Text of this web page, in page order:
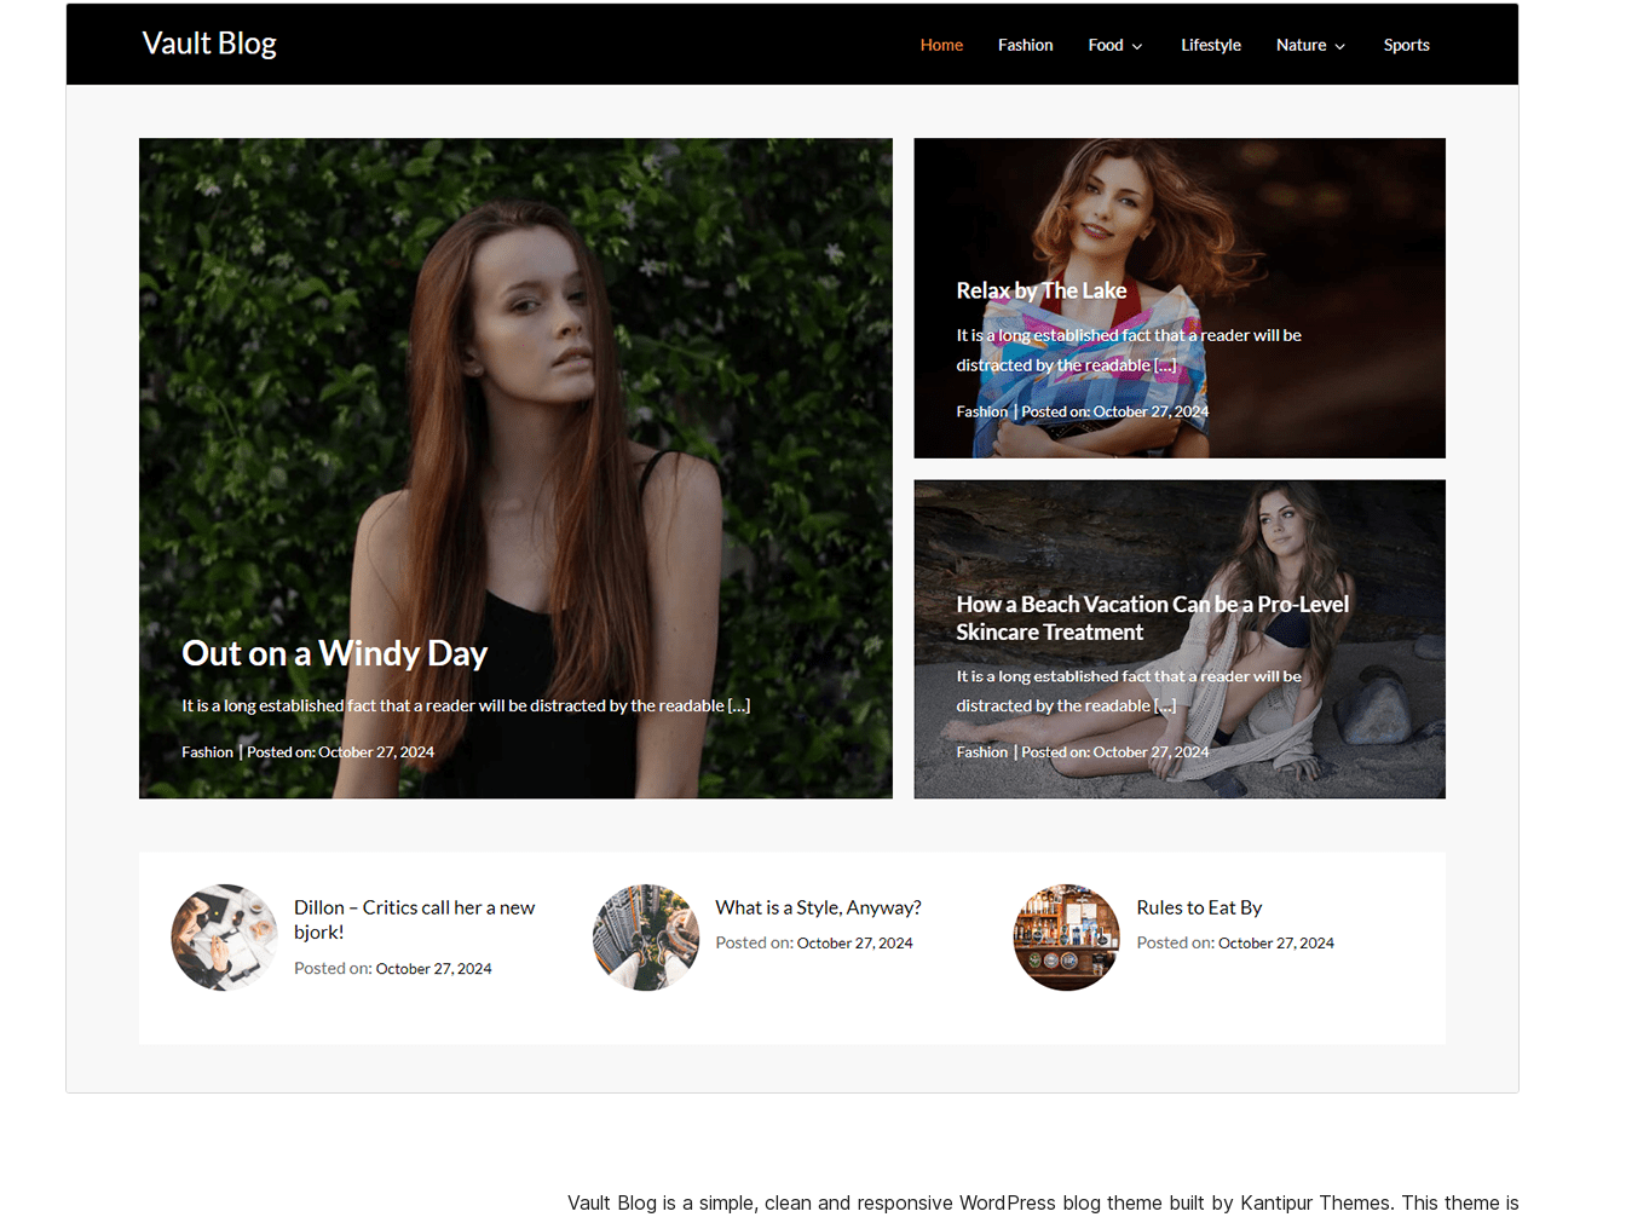
بۇEmerge Blogنىڭ بالا ئۆرنەكى.
نەشرى
ئاخىرقى يېڭىلانغان ۋاقتى
2024-يىل 5-11
ئاكتىپ ئورنىتىش سانى
100+
WordPress نەشرى
PHP نەشرى
5.6
ئۆرنەك باش بېتى
Vault Blog is a simple, clean and responsive WordPress blog theme built by Kantipur Themes. This theme is